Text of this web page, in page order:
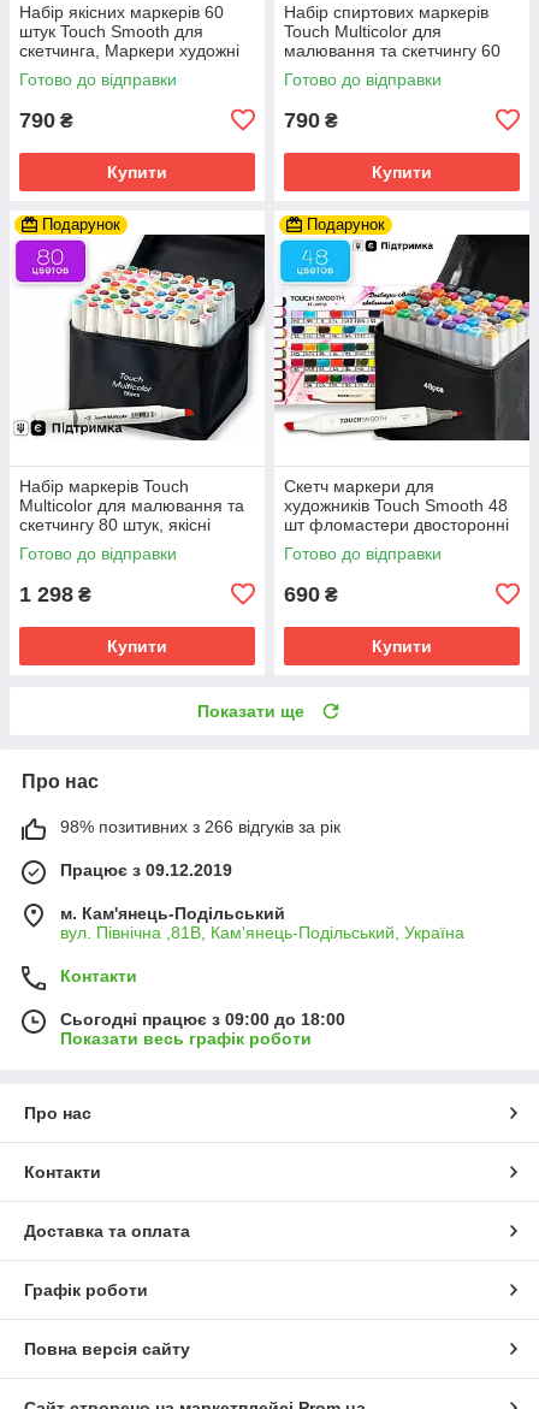
Набір якісних маркерів 60
штук Touch Smooth для
скетчинга, Маркери художні
двосторонні
Готово до відправки
790 ₴
Купити
Набір спиртових маркерів
Touch Multicolor для
малювання та скетчингу 60
шт, фломастери для
художників
Готово до відправки
790 ₴
Купити
Подарунок
Набір маркерів Touch
Multicolor для малювання та
скетчингу 80 штук, якісні
маркери
Готово до відправки
1 298 ₴
Купити
Подарунок
Скетч маркери для
художників Touch Smooth 48
шт фломастери двосторонні
спиртові для малювання і
скетчинга
Готово до відправки
690 ₴
Купити
Показати ще
Про нас
98% позитивних з 266 відгуків за рік
Працює з 09.12.2019
м. Кам'янець-Подільський
вул. Північна ,81В, Кам'янець-Подільський, Україна
Контакти
Сьогодні працює з 09:00 до 18:00
Показати весь графік роботи
Про нас
Контакти
Доставка та оплата
Графік роботи
Повна версія сайту